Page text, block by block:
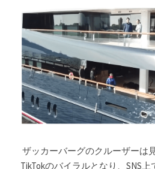
TikTokのバイラルとなり、SNS